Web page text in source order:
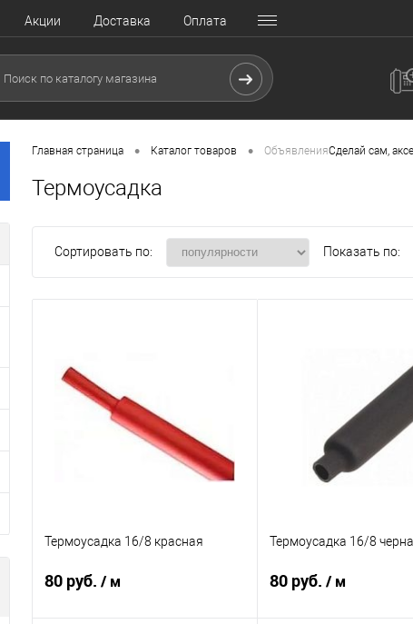
Акции Доставка Оплата
Главная страница • Каталог товаров • ОбъявленияСделай сам,
Термоусадка
Сортировать по: Показать по:
Термоусадка 16/8 красная
80 руб. / м
Термоусадка 16/8
80 руб. / м